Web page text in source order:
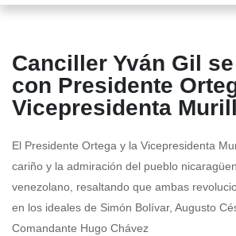
Canciller Yván Gil
con Presidente
Vicepresidenta
El Presidente Ortega y la Vicepresidenta
cariño y la admiración del pueblo
venezolano, resaltando que ambas
en los ideales de Simón Bolívar, Augusto
Comandante Hugo Chávez